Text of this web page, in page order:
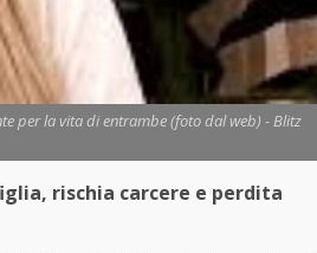
per la vita di entrambe (foto dal web) - Blitz
rischia carcere e perdita